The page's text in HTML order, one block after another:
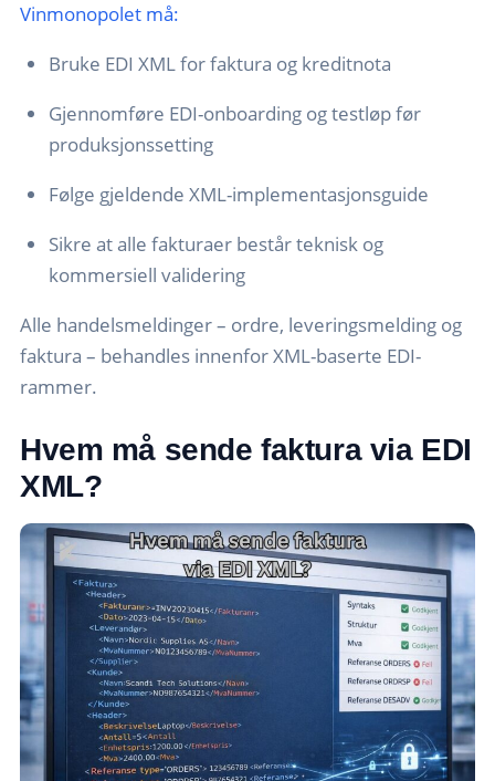
Vinmonopolet må:
Bruke EDI XML for faktura og kreditnota
Gjennomføre EDI-onboarding og testløp før
produksjonssetting
Følge gjeldende XML-implementasjonsguide
Sikre at alle fakturaer består teknisk og
kommersiell validering
Alle handelsmeldinger – ordre, leveringsmelding og
faktura – behandles innenfor XML-baserte EDI-
rammer.
Hvem må sende faktura via EDI
XML?